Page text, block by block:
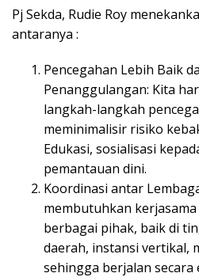
Pj Sekda, Rudie Roy
antaranya :
Pencegahan Lebih Baik
Penanggulangan: Kita
langkah-langkah
meminimalisir risiko
Edukasi, sosialisasi
pemantauan dini.
Koordinasi antar
membutuhkan
berbagai pihak, baik di
daerah, instansi vertikal,
sehingga berjalan secara